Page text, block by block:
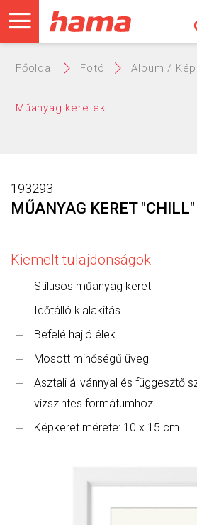
Főoldal Fotó Album /
Műanyag keretek
193293
MŰANYAG KERET
Kiemelt tulajdonságok
Stílusos műanyag keret
Időtálló kialakítás
Befelé hajló élek
Mosott minőségű üveg
Asztali állvánnyal és függesztő
vízszintes formátumhoz
Képkeret mérete: 10 x 15 cm